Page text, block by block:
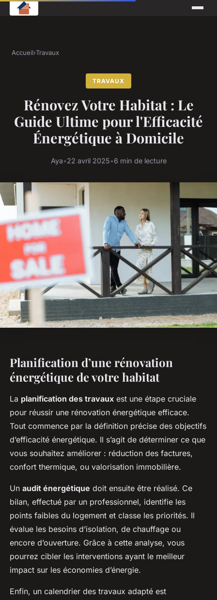
Accueil›Travaux
TRAVAUX
Rénovez Votre Habitat : Le
Guide Ultime pour l'Efficacité
Énergétique à Domicile
Aya•22 avril 2025•6 min de lecture
Planification d’une rénovation
énergétique de votre habitat
La planification des travaux est une étape cruciale
pour réussir une rénovation énergétique efficace.
Tout commence par la définition précise des objectifs
d’efficacité énergétique. Il s’agit de déterminer ce que
vous souhaitez améliorer : réduction des factures,
confort thermique, ou valorisation immobilière.
Un audit énergétique doit ensuite être réalisé. Ce
bilan, effectué par un professionnel, identifie les
points faibles du logement et classe les priorités. Il
évalue les besoins d’isolation, de chauffage ou
encore d’ouverture. Grâce à cette analyse, vous
pourrez cibler les interventions ayant le meilleur
impact sur les économies d’énergie.
Enfin, un calendrier des travaux adapté est